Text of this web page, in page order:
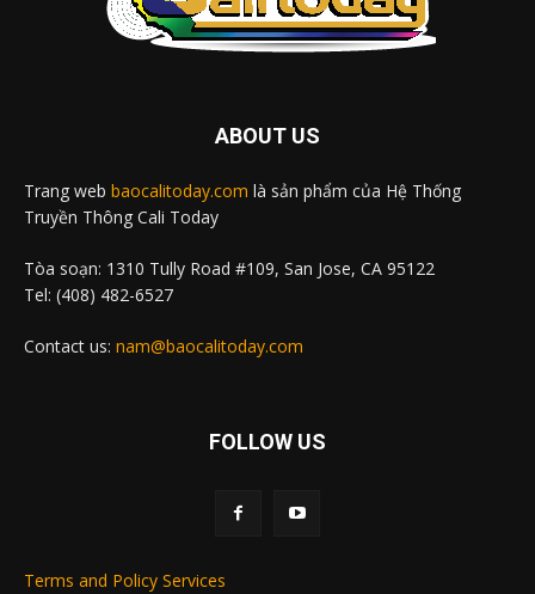
ABOUT US
Trang web baocalitoday.com là sản phẩm của Hệ Thống
Truyền Thông Cali Today
Tòa soạn: 1310 Tully Road #109, San Jose, CA 95122
Tel: (408) 482-6527
Contact us: nam@baocalitoday.com
FOLLOW US
Terms and Policy Services